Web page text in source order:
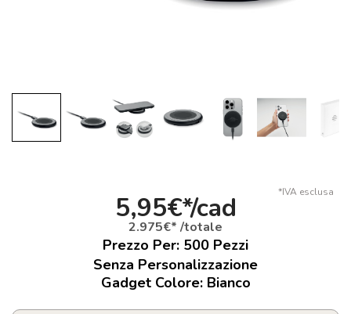
*IVA esclusa
5,95€*/cad
2.975€* /totale
Prezzo Per: 500 Pezzi
Senza Personalizzazione
Gadget Colore: Bianco